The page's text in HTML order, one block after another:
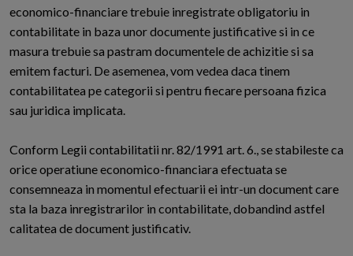
economico-financiare trebuie inregistrate obligatoriu in
contabilitate in baza unor documente justificative si in ce
masura trebuie sa pastram documentele de achizitie si sa
emitem facturi. De asemenea, vom vedea daca tinem
contabilitatea pe categorii si pentru fiecare persoana fizica
sau juridica implicata.
Conform Legii contabilitatii nr. 82/1991 art. 6., se stabileste ca
orice operatiune economico-financiara efectuata se
consemneaza in momentul efectuarii ei intr-un document care
sta la baza inregistrarilor in contabilitate, dobandind astfel
calitatea de document justificativ.